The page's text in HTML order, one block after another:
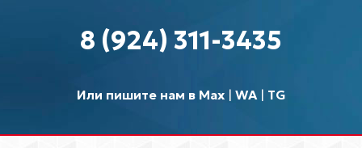
8 (924) 311-3435
Или пишите нам в Max| WA| TG